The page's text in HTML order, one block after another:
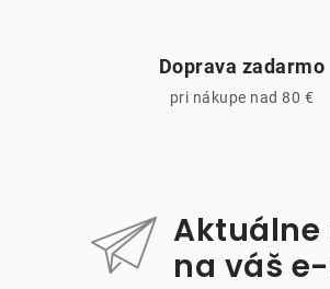
Doprava zadarmo
pri nákupe nad 80 €
Aktuálne
na váš